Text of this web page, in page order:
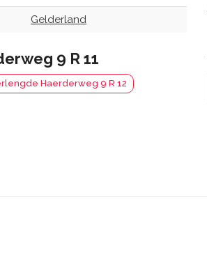
Gelderland
9 R 11
Haerderweg 9 R 12